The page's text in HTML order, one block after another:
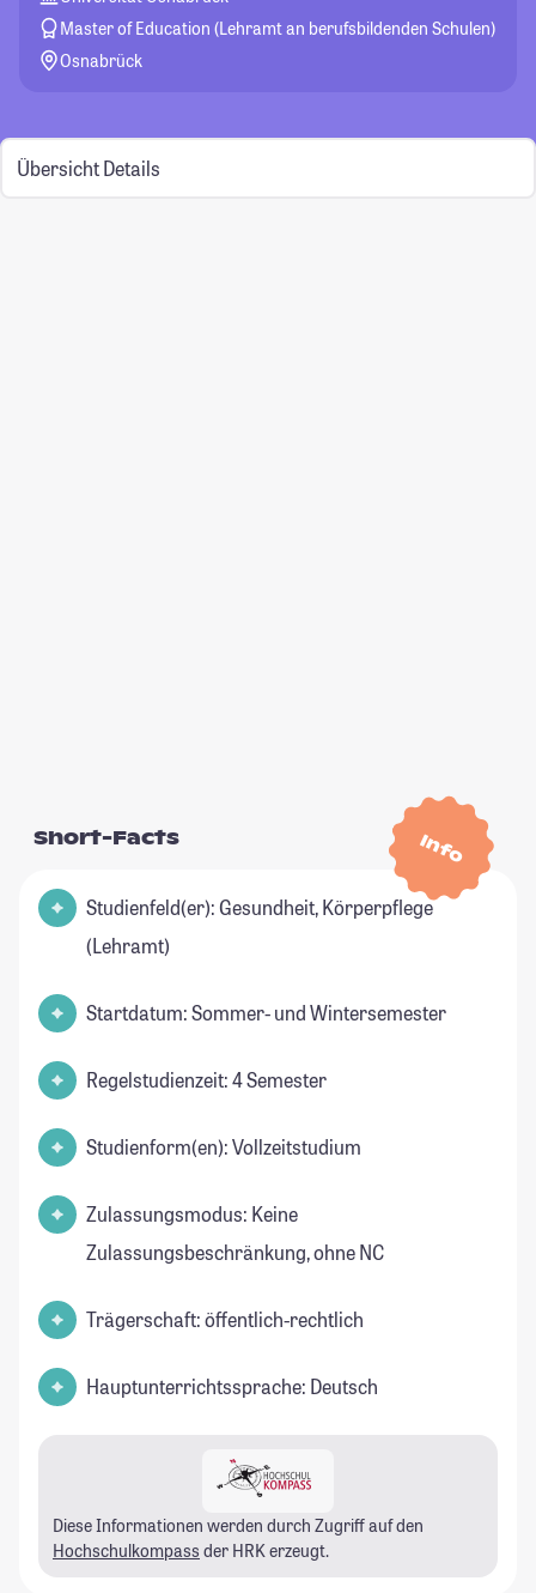
Master of Education (Lehramt an berufsbildenden Schulen)
Osnabrück
Übersicht Details
Info
Short-Facts
Studienfeld(er): Gesundheit, Körperpflege
(Lehramt)
Startdatum: Sommer- und Wintersemester
Regelstudienzeit: 4 Semester
Studienform(en): Vollzeitstudium
Zulassungsmodus: Keine
Zulassungsbeschränkung, ohne NC
Trägerschaft: öffentlich-rechtlich
Hauptunterrichtssprache: Deutsch
Diese Informationen werden durch Zugriff auf den
Hochschulkompass der HRK erzeugt.